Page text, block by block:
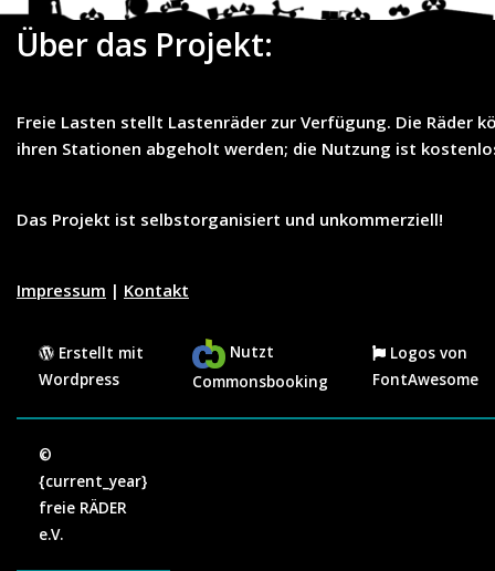
Über das Projekt:
Freie Lasten stellt Lastenräder zur Verfügung. Die Räder
ihren Stationen abgeholt werden; die Nutzung ist
Das Projekt ist selbstorganisiert und unkommerziell!
Impressum | Kontakt
Erstellt mit
Wordpress
Nutzt
Commonsbooking
Logos von
FontAwesome
©
{current_year}
freie RÄDER
e.V.